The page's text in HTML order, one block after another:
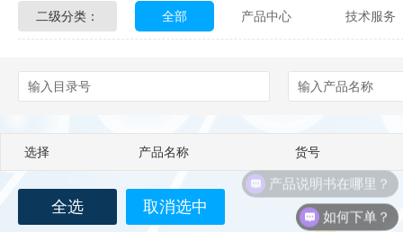
Echelon Biosciences Verichem
Biotez Berlin Diametra
Berry & Associates Zedira
化学及生物化学试剂 材料学试剂
二级分类： 全部 产品中心 技术服务
选择 产品名称 货号
全选 取消选中
产品说明书在哪里？
如何下单？